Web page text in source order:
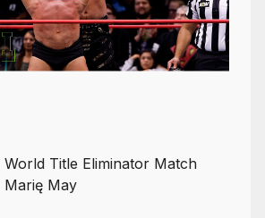
World Title Eliminator Match
May